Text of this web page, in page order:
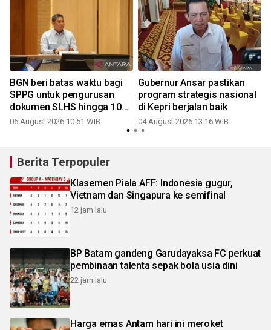
BGN beri batas waktu bagi
SPPG untuk pengurusan
dokumen SLHS hingga 10
Agustus
06 August 2026 10:51 WIB
Gubernur Ansar pastikan
program strategis nasional
di Kepri berjalan baik
04 August 2026 13:16 WIB
Berita Terpopuler
Klasemen Piala AFF: Indonesia gugur,
Vietnam dan Singapura ke semifinal
12 jam lalu
BP Batam gandeng Garudayaksa FC perkuat
pembinaan talenta sepak bola usia dini
22 jam lalu
Harga emas Antam hari ini meroket